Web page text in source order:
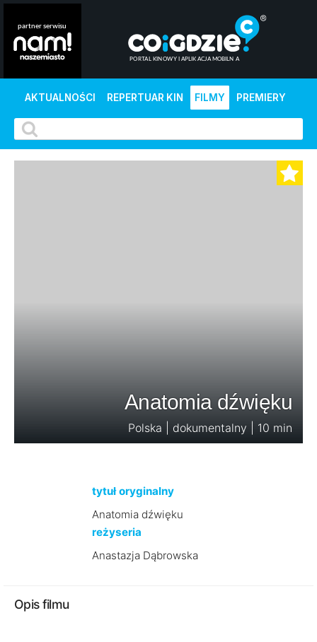
AKTUALNOŚCI REPERTUAR KIN FILMY PREMIERY
Anatomia dźwięku
Polska | dokumentalny | 10 min
tytuł oryginalny
Anatomia dźwięku
reżyseria
Anastazja Dąbrowska
Opis filmu